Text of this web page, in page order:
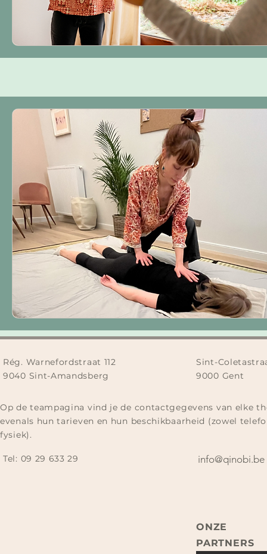
Rég. Warnefordstraat 112
9040 Sint-Amandsberg
Sint-
9000 Gent
Op de teampagina vind je de contactgegevens van elke
evenals hun tarieven en hun beschikbaarheid (zowel
fysiek).
Tel: 09 29 633 29​ info@qinobi.be
ONZE
PARTNERS